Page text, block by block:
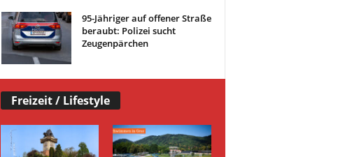
95-Jähriger auf offener Straße
beraubt: Polizei sucht
Zeugenpärchen
Freizeit / Lifestyle